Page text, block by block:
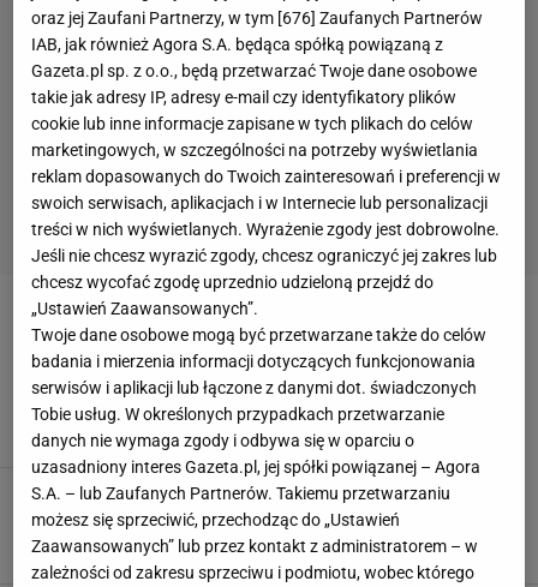
JEANNIE LONGO
Kolarstwo. Sekrety Jeannie Longo
Olgierd Kwiatkowski,16 WRZEŚNIA 2011, 22:05
Kolarstwo. Mąż francuskiej legendy Jeannie
Longo kupował EPO
AFP, tok,13 WRZEŚNIA 2011, 14:37
oraz jej Zaufani Partnerzy, w tym [676] Zaufanych Partnerów
IAB, jak również Agora S.A. będąca spółką powiązaną z
Gazeta.pl sp. z o.o., będą przetwarzać Twoje dane osobowe
takie jak adresy IP, adresy e-mail czy identyfikatory plików
cookie lub inne informacje zapisane w tych plikach do celów
marketingowych, w szczególności na potrzeby wyświetlania
reklam dopasowanych do Twoich zainteresowań i preferencji w
swoich serwisach, aplikacjach i w Internecie lub personalizacji
treści w nich wyświetlanych. Wyrażenie zgody jest dobrowolne.
Jeśli nie chcesz wyrazić zgody, chcesz ograniczyć jej zakres lub
chcesz wycofać zgodę uprzednio udzieloną przejdź do
„Ustawień Zaawansowanych”.
Twoje dane osobowe mogą być przetwarzane także do celów
badania i mierzenia informacji dotyczących funkcjonowania
serwisów i aplikacji lub łączone z danymi dot. świadczonych
Tobie usług. W określonych przypadkach przetwarzanie
danych nie wymaga zgody i odbywa się w oparciu o
uzasadniony interes Gazeta.pl, jej spółki powiązanej – Agora
S.A. – lub Zaufanych Partnerów. Takiemu przetwarzaniu
możesz się sprzeciwić, przechodząc do „Ustawień
Zaawansowanych” lub przez kontakt z administratorem – w
zależności od zakresu sprzeciwu i podmiotu, wobec którego